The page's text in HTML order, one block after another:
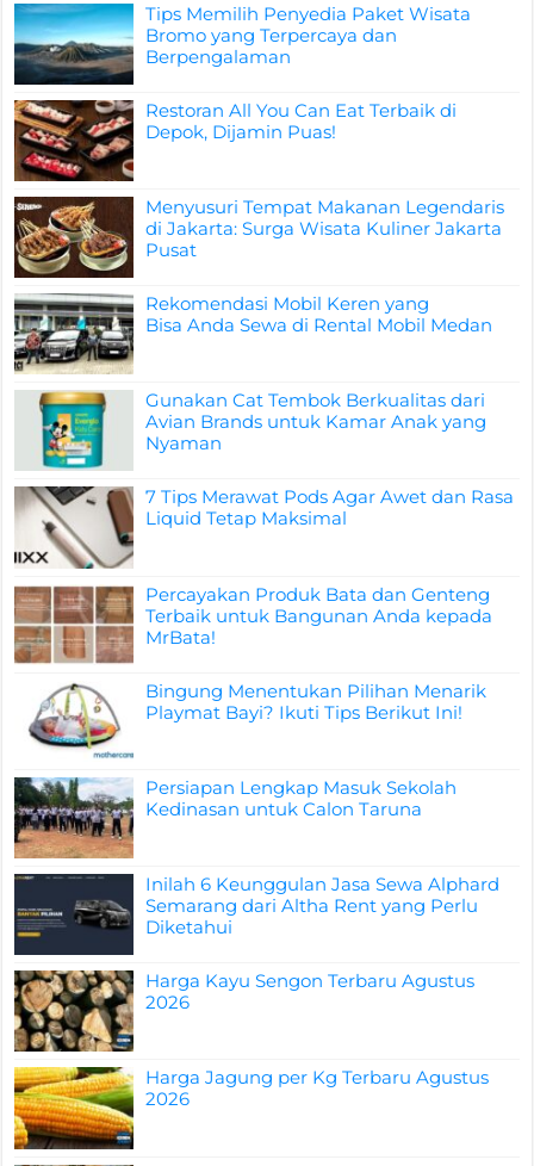
Tips Memilih Penyedia Paket Wisata
Bromo yang Terpercaya dan
Berpengalaman
Restoran All You Can Eat Terbaik di
Depok, Dijamin Puas!
Menyusuri Tempat Makanan Legendaris
di Jakarta: Surga Wisata Kuliner Jakarta
Pusat
Rekomendasi Mobil Keren yang
Bisa Anda Sewa di Rental Mobil Medan
Gunakan Cat Tembok Berkualitas dari
Avian Brands untuk Kamar Anak yang
Nyaman
7 Tips Merawat Pods Agar Awet dan Rasa
Liquid Tetap Maksimal
Percayakan Produk Bata dan Genteng
Terbaik untuk Bangunan Anda kepada
MrBata!
Bingung Menentukan Pilihan Menarik
Playmat Bayi? Ikuti Tips Berikut Ini!
Persiapan Lengkap Masuk Sekolah
Kedinasan untuk Calon Taruna
Inilah 6 Keunggulan Jasa Sewa Alphard
Semarang dari Altha Rent yang Perlu
Diketahui
Harga Kayu Sengon Terbaru Agustus
2026
Harga Jagung per Kg Terbaru Agustus
2026